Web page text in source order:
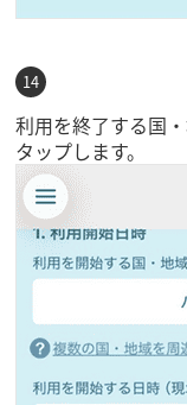
利用を終了する国
タップします。